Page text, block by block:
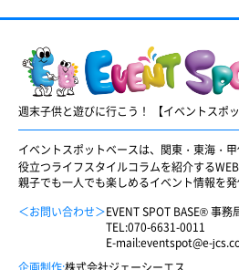
週末子供と遊びに行こう！ 【イベントスポッ
イベントスポットベースは、関東・東海・
役立つライフスタイルコラムを紹介するWEB
親子でも一人でも楽しめるイベント情報を発
＜お問い合わせ＞EVENT SPOT BASE® 事務
TEL:070-6631-0011
E-mail:eventspot@e-
企画制作:株式会社ジェーシーエス